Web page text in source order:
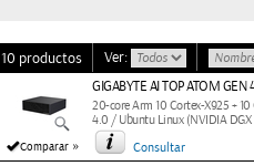
10 productos Ver:
Comparar »
GIGABYTE AI TOP ATOM GEN
20-core Arm 10 Cortex-X925 +
4.0 / Ubuntu Linux (NVIDIA DGX
Consultar